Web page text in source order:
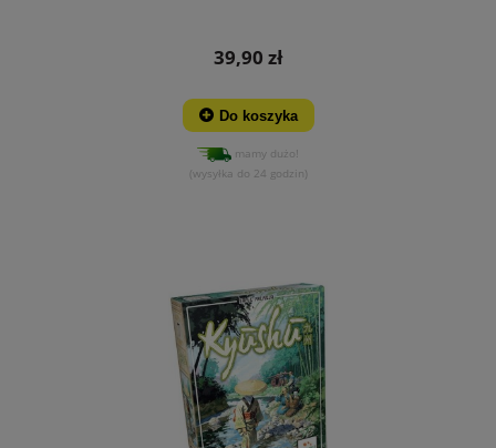
39,90 zł
Do koszyka
mamy dużo!
(wysyłka do 24 godzin)